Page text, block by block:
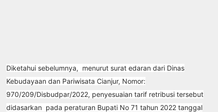
Diketahui sebelumnya, menurut surat edaran dari Dinas
Kebudayaan dan Pariwisata Cianjur, Nomor:
970/209/Disbudpar/2022, penyesuaian tarif retribusi tersebut
didasarkan pada peraturan Bupati No 71 tahun 2022 tanggal